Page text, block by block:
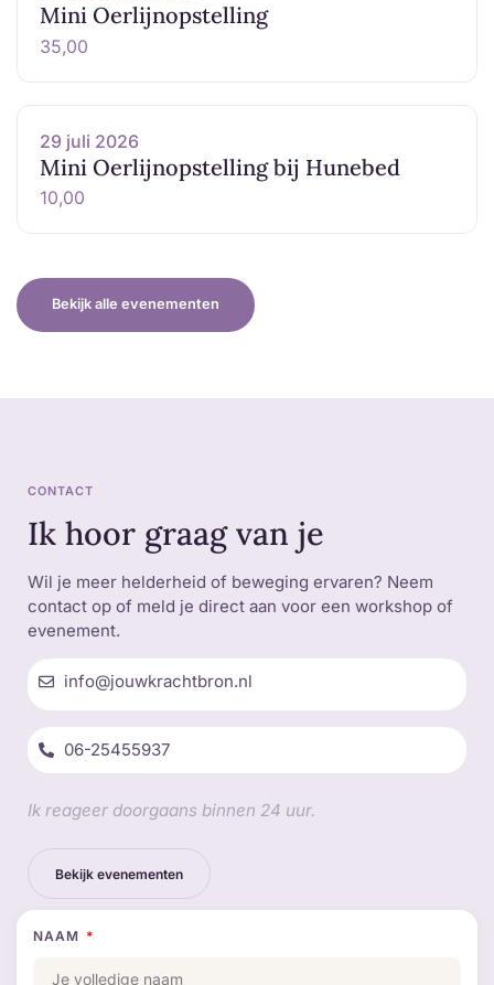
Mini Oerlijnopstelling
35,00
29 juli 2026
Mini Oerlijnopstelling bij Hunebed
10,00
Bekijk alle evenementen
CONTACT
Ik hoor graag van je
Wil je meer helderheid of beweging ervaren? Neem
contact op of meld je direct aan voor een workshop of
evenement.
info@jouwkrachtbron.nl
06-25455937
Ik reageer doorgaans binnen 24 uur.
Bekijk evenementen
NAAM